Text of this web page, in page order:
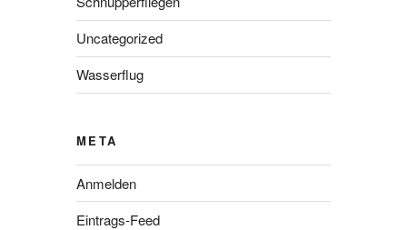
Uncategorized
Wasserflug
META
Anmelden
Eintrags-Feed